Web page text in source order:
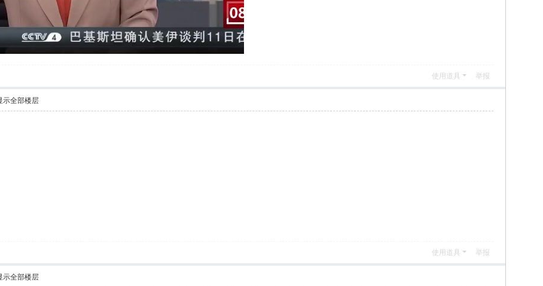
使用道具 举报
示全部楼层
使用道具 举报
示全部楼层